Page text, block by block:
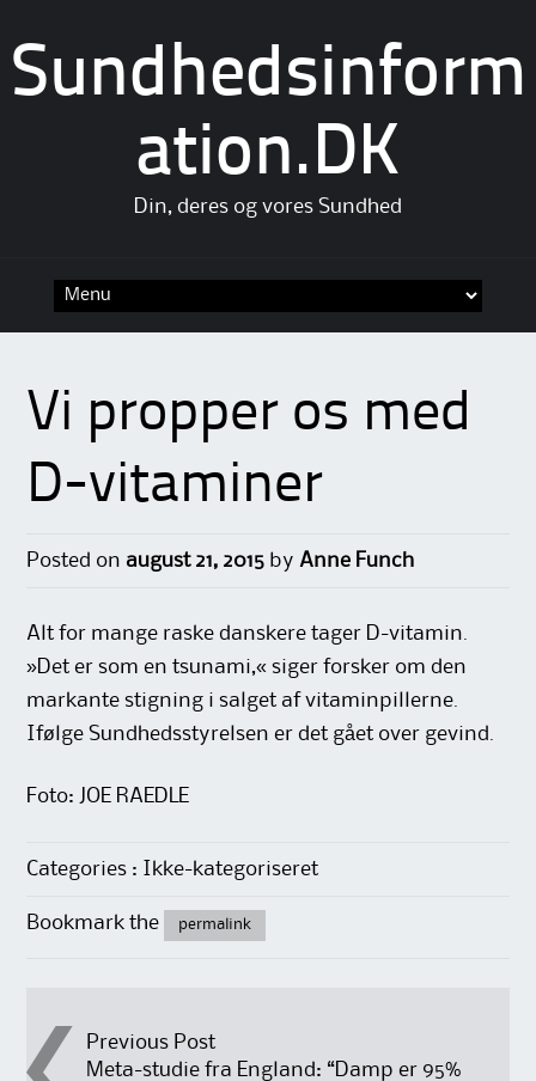
Sundhedsinform
ation.DK
Din, deres og vores Sundhed
Vi propper os med
D-vitaminer
Posted on august 21, 2015 by Anne Funch
Alt for mange raske danskere tager D-vitamin.
»Det er som en tsunami,« siger forsker om den
markante stigning i salget af vitaminpillerne.
Ifølge Sundhedsstyrelsen er det gået over gevind.
Foto: JOE RAEDLE
Categories : Ikke-kategoriseret
Bookmark the permalink
PostPrevious Post
Meta-studie fra England: “Damp er 95%